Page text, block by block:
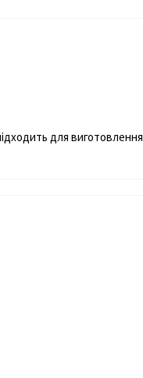
для виготовлення